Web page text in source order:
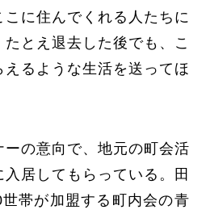
に住んでくれる人たちに
とえ退去した後でも、こ
るような生活を送ってほ
の意向で、地元の町会活
居してもらっている。田
帯が加盟する町内会の青